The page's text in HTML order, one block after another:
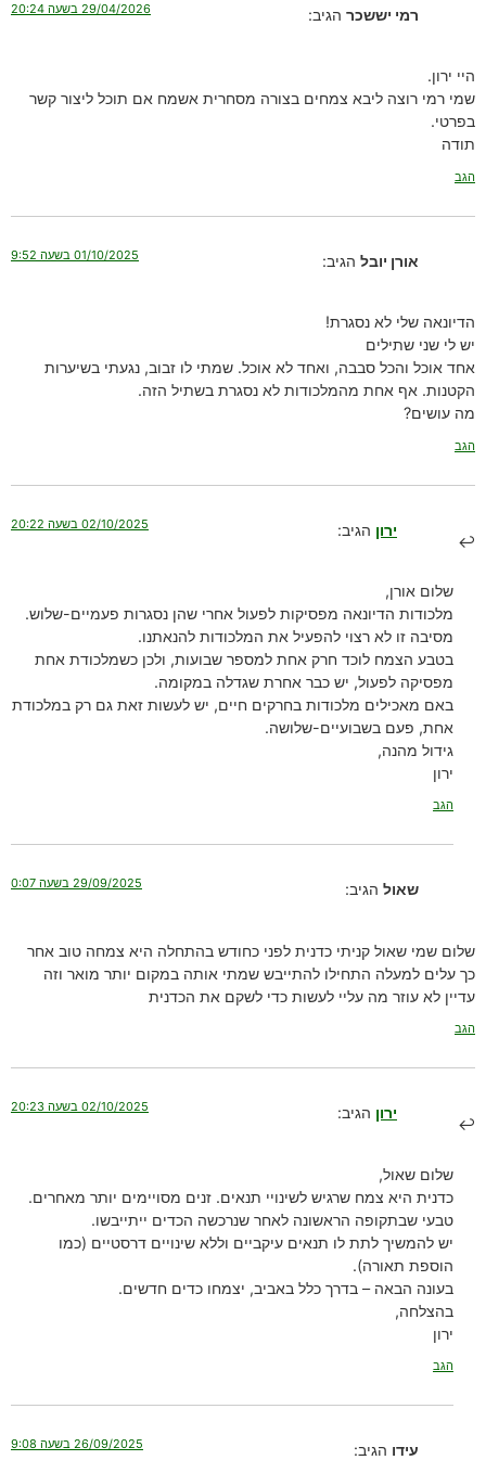
רמי יששכר הגיב: 29/04/2026 בשעה 20:24
היי ירון.
שמי רמי רוצה ליבא צמחים בצורה מסחרית אשמח אם תוכל ליצור קשר
בפרטי.
תודה
הגב
אורן יובל הגיב: 01/10/2025 בשעה 9:52
הדיונאה שלי לא נסגרת!
יש לי שני שתילים
אחד אוכל והכל סבבה, ואחד לא אוכל. שמתי לו זבוב, נגעתי בשיערות
הקטנות. אף אחת מהמלכודות לא נסגרת בשתיל הזה.
מה עושים?
הגב
ירון הגיב: 02/10/2025 בשעה 20:22
שלום אורן,
מלכודות הדיונאה מפסיקות לפעול אחרי שהן נסגרות פעמיים-שלוש.
מסיבה זו לא רצוי להפעיל את המלכודות להנאתנו.
בטבע הצמח לוכד חרק אחת למספר שבועות, ולכן כשמלכודת אחת
מפסיקה לפעול, יש כבר אחרת שגדלה במקומה.
באם מאכילים מלכודות בחרקים חיים, יש לעשות זאת גם רק במלכודת
אחת, פעם בשבועיים-שלושה.
גידול מהנה,
ירון
הגב
שאול הגיב: 29/09/2025 בשעה 0:07
שלום שמי שאול קניתי כדנית לפני כחודש בהתחלה היא צמחה טוב אחר
כך עלים למעלה התחילו להתייבש שמתי אותה במקום יותר מואר וזה
עדיין לא עוזר מה עליי לעשות כדי לשקם את הכדנית
הגב
ירון הגיב: 02/10/2025 בשעה 20:23
שלום שאול,
כדנית היא צמח שרגיש לשינויי תנאים. זנים מסויימים יותר מאחרים.
טבעי שבתקופה הראשונה לאחר שנרכשה הכדים ייתייבשו.
יש להמשיך לתת לו תנאים עיקביים וללא שינויים דרסטיים (כמו
הוספת תאורה).
בעונה הבאה – בדרך כלל באביב, יצמחו כדים חדשים.
בהצלחה,
ירון
הגב
עידו הגיב: 26/09/2025 בשעה 9:08